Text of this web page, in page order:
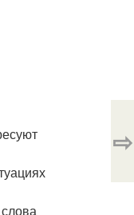
⇨